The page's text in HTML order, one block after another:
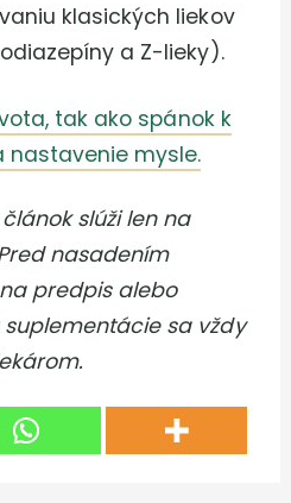
klasických liekov
a Z-lieky).
tak ako spánok k
nastavenie mysle.
slúži len na
nasadením
predpis alebo
sa vždy